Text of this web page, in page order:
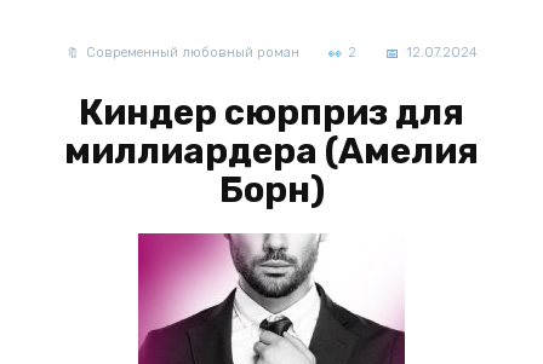
Современный любовный роман 2 12.07.2024
Киндер сюрприз для
миллиардера (Амелия
Борн)